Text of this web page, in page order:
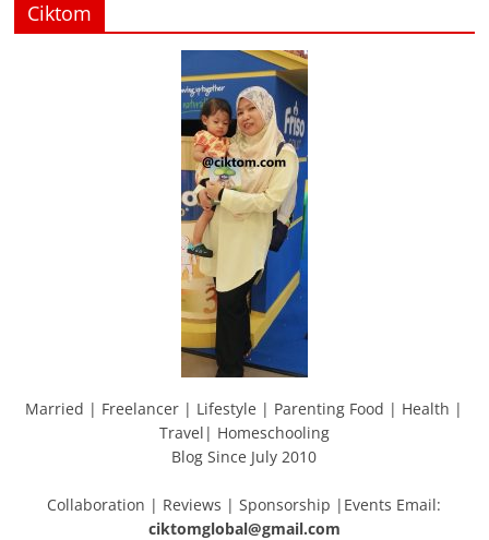
Ciktom
Married | Freelancer | Lifestyle | Parenting Food | Health |
Travel| Homeschooling
Blog Since July 2010
Collaboration | Reviews | Sponsorship |Events Email:
ciktomglobal@gmail.com